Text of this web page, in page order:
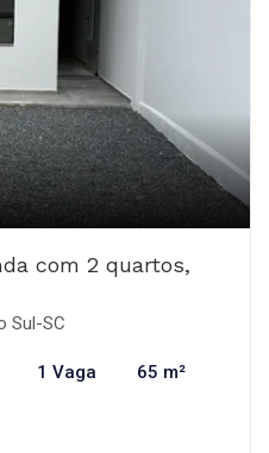
com 2 quartos,
Sul-SC
1 Vaga 65 m²